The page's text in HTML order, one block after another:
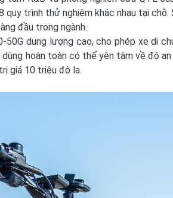
trình thử nghiệm khác nhau tại
đầu trong ngành.
50G dung lượng cao, cho phép xe di
hoàn toàn có thể yên tâm về độ
giá 10 triệu đô la.